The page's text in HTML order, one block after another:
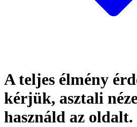
A teljes élmény
kérjük, asztali
használd az oldalt.